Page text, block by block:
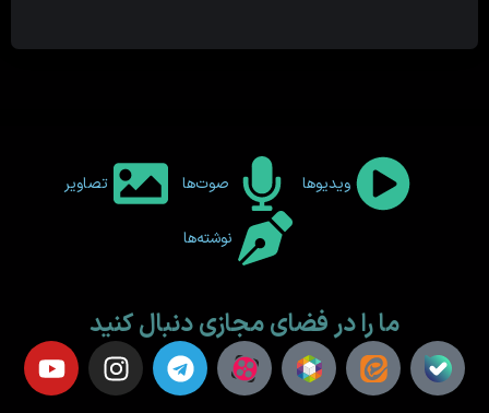
ویدیوها صوت‌ها تصاویر
نوشته‌ها
ما را در فضای مجازی دنبال کنید